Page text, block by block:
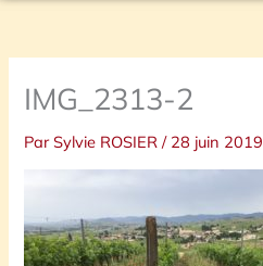
IMG_2313-2
ParSylvie ROSIER/ 28 juin 2019